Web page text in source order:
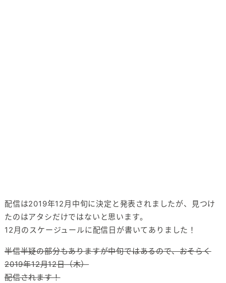
配信は2019年12月中旬に決定と発表されましたが、見つけ
たのはアタシだけではないと思います。
12月のスケージュールに配信日が書いてありました！
半信半疑の部分もありますが中旬ではあるので、おそらく
2019年12月12日（木）
配信されます！